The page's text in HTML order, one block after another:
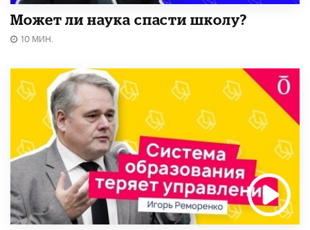
Может ли наука спасти школу?
10 МИН.